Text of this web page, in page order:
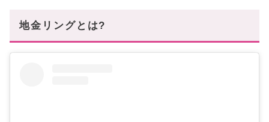
地金リングとは?